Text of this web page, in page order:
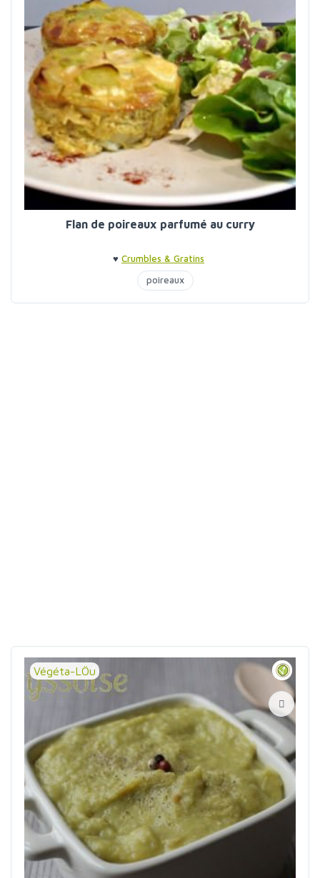
Flan de poireaux parfumé au curry
♥ Crumbles & Gratins
poireaux
Végéta-LÖu